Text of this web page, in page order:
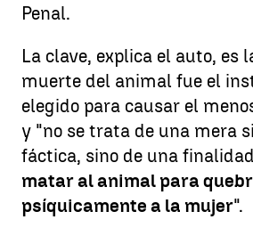
Penal.
La clave, explica el auto, es
muerte del animal fue el
elegido para causar el
y "no se trata de una mera
fáctica, sino de una
matar al animal para
psíquicamente a la mujer".